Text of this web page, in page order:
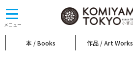
メニュー
toggle
navigation
本 / Books 作品 / Art Works